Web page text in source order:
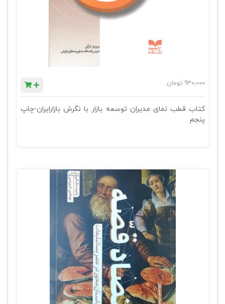
930,000 تومان
کتاب قطب نمای مدیران توسعه بازار با نگرش بازارایران-چاپ
پنجم